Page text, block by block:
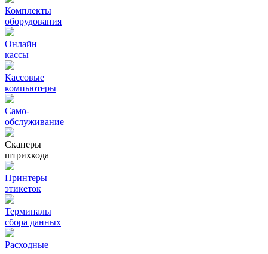
Комплекты
оборудования
Онлайн
кассы
Кассовые
компьютеры
Само-
обслуживание
Сканеры
штрихкода
Принтеры
этикеток
Терминалы
сбора данных
Расходные